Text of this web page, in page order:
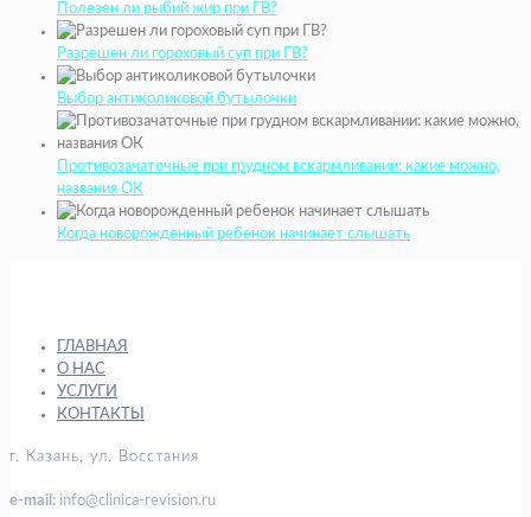
Полезен ли рыбий жир при ГВ?
Разрешен ли гороховый суп при ГВ?
Выбор антиколиковой бутылочки
Противозачаточные при грудном вскармливании: какие можно,
названия ОК
Когда новорожденный ребенок начинает слышать
ГЛАВНАЯ
О НАС
УСЛУГИ
КОНТАКТЫ
г. Казань, ул. Восстания
e-mail: info@clinica-revision.ru